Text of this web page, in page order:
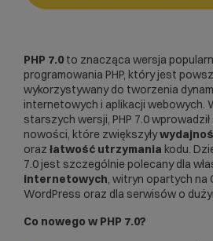
PHP 7.0 to znacząca wersja
programowania PHP, który jest
wykorzystywany do tworzenia
internetowych i aplikacji webowych.
starszych wersji, PHP 7.0
nowości, które zwiększyły
oraz łatwość utrzymania kodu.
7.0 jest szczególnie polecany dla
internetowych, witryn opartych na
WordPress oraz dla serwisów o
Co nowego w PHP 7.0?